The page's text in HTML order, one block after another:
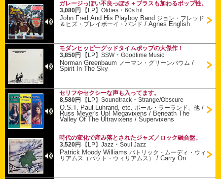
ガレージっぽい不良っぽさ＋ブラスも加わるポップ性。
3,080円
【LP】Oldies ・60s hit
John Fred And His Playboy Band ジョン・フレッド
＆ヒズ・プレイボーイ・バンド /Agnes English
モダンヒッピーグッドタイムポップの大傑作！
3,850円
【LP】SSW・Goodtime Music
Norman Greenbaum ノーマン・グリーンバウム /
Spirit In The Sky
セリフやセクシーな声も入ってます。
8,580円
【LP】Soundtrack ・Strange/Obscure
O.S.T. Paul Luhrand, etc. ポール・ラーランド、他 /
Russ Meyer's Up! Megavixens / Beneath The
Valley Of The Ultravixens / Supervixens
時代の変化で産み落とされたジャズ／ロック融合盤。
3,520円
【LP】Jazz ・Soul Jazz
Patrick Moody Williams パトリック・ムーディ・ウィ
リアムス（パット・ウィリアムス）
/Carry On